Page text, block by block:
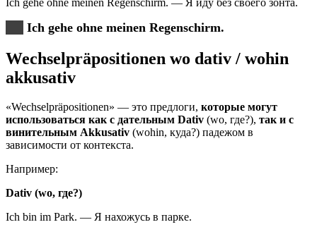
Ich gehe ohne meinen Regenschirm.
Wechselpräpositionen wo dativ / wohin
akkusativ
«Wechselpräpositionen» — это предлоги, которые могут
использоваться как с дательным Dativ (wo, где?), так и с
винительным Akkusativ (wohin, куда?) падежом в
зависимости от контекста.
Например:
Dativ (wo, где?)
Ich bin im Park. — Я нахожусь в парке.